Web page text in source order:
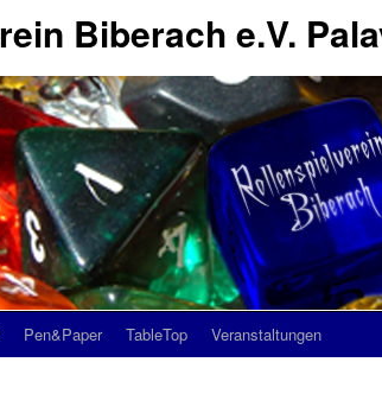
Biberach e.V.
Pen&Paper TableTop Veranstaltungen